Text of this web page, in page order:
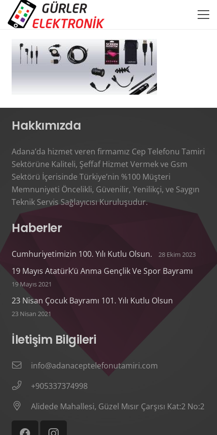
Hakkımızda
Adana’da hizmet veren firmamız Cep Telefonu Tamiri
Sektörüne Kaliteli, Şeffaf Hizmet Vermek ve Gsm
Sektörü İçerisinde Türkiye’nin %100 Müşteri
Memnuniyeti Öncelikli, Güvenilir, Yenilikçi, ve Saygın
Teknik Servis Sağlayıcısı Kuruluşudur.
Haberler
Cumhuriyetimizin 100. Yılı Kutlu Olsun. 28 Ekim 2023
19 Mayıs Atatürk’ü Anma Gençlik Ve Spor Bayramı
19 Mayıs 2021
23 Nisan Çocuk Bayramı 101. Yılı Kutlu Olsun
23 Nisan 2021
İletişim Bilgileri
info@adanaceptelefonutamiri.com
+905337374998
Alidede Mahallesi, Güzel Mısır Çarşısı Kat:2 No:2